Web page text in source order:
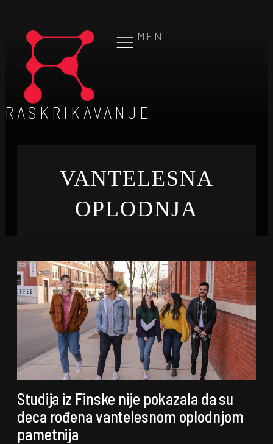
MENI
RASKRIKAVANJE
VANTELESNA
OPLODNJA
Studija iz Finske nije pokazala da su
deca rođena vantelesnom oplodnjom
pametnija